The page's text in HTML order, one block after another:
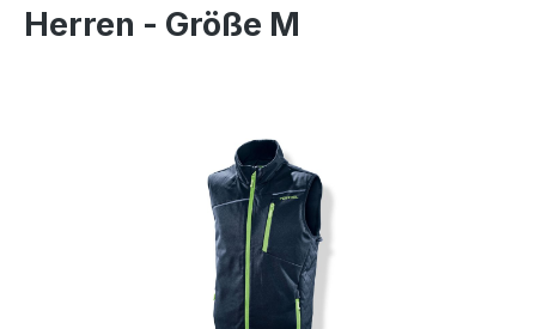
Herren - Größe M